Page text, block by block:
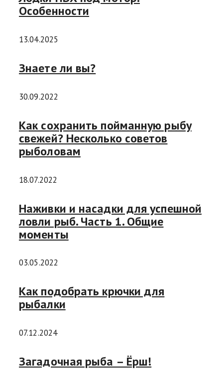
Особенности
13.04.2025
Знаете ли вы?
30.09.2022
Как сохранить пойманную рыбу
свежей? Несколько советов
рыболовам
18.07.2022
Наживки и насадки для успешной
ловли рыб. Часть 1. Общие
моменты
03.05.2022
Как подобрать крючки для
рыбалки
07.12.2024
Загадочная рыба – Ёрш!